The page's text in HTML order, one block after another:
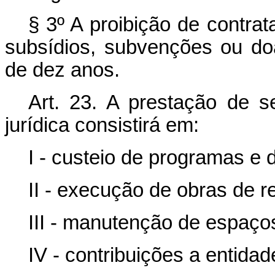
§ 3º A proibição de
subsídios, subvenções ou
de dez anos.
Art. 23. A prestação de
jurídica consistirá em:
I - custeio de programas e
II - execução de obras de
III - manutenção de
IV - contribuições a